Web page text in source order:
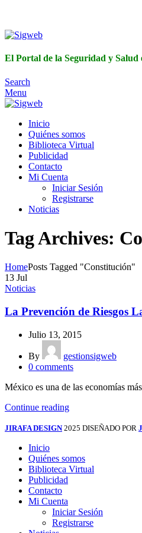
El Portal de la Seguridad y
Search
Menu
Inicio
Quiénes somos
Biblioteca Virtual
Publicidad
Contacto
Mi Cuenta
Iniciar Sesión
Registrarse
Noticias
Tag Archives:
HomePosts Tagged "Constitución"
13 Jul
Noticias
La Prevención de Riesgos
Julio 13, 2015
By
gestionsigweb
0 comments
México es una de las economías
Continue reading
JIRAFA DESIGN 2025 DISEÑADO POR
Inicio
Quiénes somos
Biblioteca Virtual
Publicidad
Contacto
Mi Cuenta
Iniciar Sesión
Registrarse